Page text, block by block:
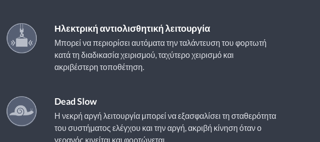
Ηλεκτρική αντιολισθητική λειτουργία
Μπορεί να περιορίσει αυτόματα την ταλάντευση του φορτωτή
κατά τη διαδικασία χειρισμού, ταχύτερο χειρισμό και
ακριβέστερη τοποθέτηση.
Dead Slow
Η νεκρή αργή λειτουργία μπορεί να εξασφαλίσει τη σταθερότητα
του συστήματος ελέγχου και την αργή, ακριβή κίνηση όταν ο
γερανός κινείται και φορτώνεται.